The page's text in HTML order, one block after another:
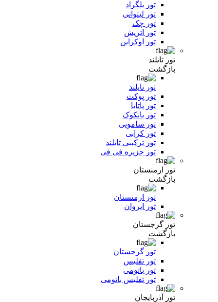
تور بلگراد
تور لیتوانی
تور چک
تور اتریش
تور اوکراین
تور تایلند
بازگشت
تور تایلند
تور پوکت
تور پاتایا
تور بانکوک
تور سامویی
تور کرابی
تور ترکیبی تایلند
تور جزیره فی فی
تور ارمنستان
بازگشت
تور ارمنستان
تور ایروان
تور گرجستان
بازگشت
تور گرجستان
تور تفلیس
تور باتومی
تور تفلیس باتومی
تور آذربایجان